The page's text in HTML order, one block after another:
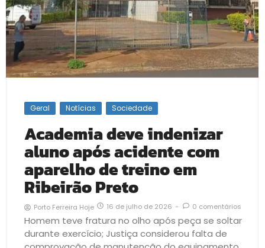
Geral Notícias Sociedade
Academia deve indenizar
aluno após acidente com
aparelho de treino em
Ribeirão Preto
Porto Ferreira Hoje 16 de julho de 2026 - 0 comentários
Homem teve fratura no olho após peça se soltar
durante exercício; Justiça considerou falta de